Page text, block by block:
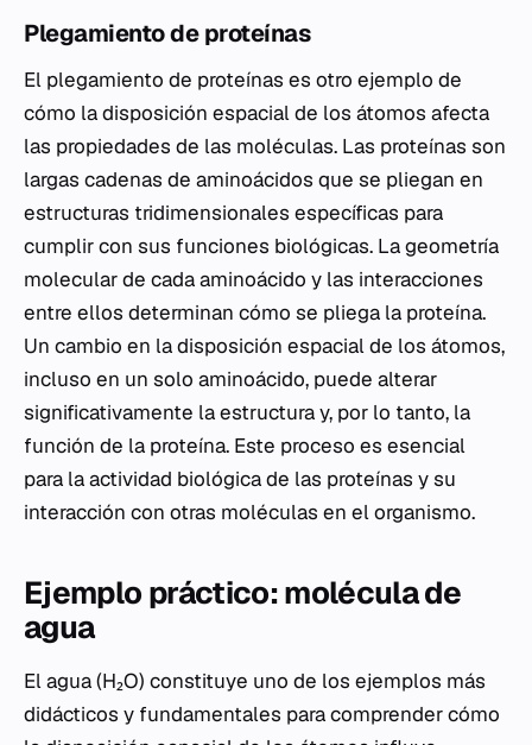
Plegamiento de proteínas
El plegamiento de proteínas es otro ejemplo de
cómo la disposición espacial de los átomos afecta
las propiedades de las moléculas. Las proteínas son
largas cadenas de aminoácidos que se pliegan en
estructuras tridimensionales específicas para
cumplir con sus funciones biológicas. La geometría
molecular de cada aminoácido y las interacciones
entre ellos determinan cómo se pliega la proteína.
Un cambio en la disposición espacial de los átomos,
incluso en un solo aminoácido, puede alterar
significativamente la estructura y, por lo tanto, la
función de la proteína. Este proceso es esencial
para la actividad biológica de las proteínas y su
interacción con otras moléculas en el organismo.
Ejemplo práctico: molécula de
agua
El agua (H₂O) constituye uno de los ejemplos más
didácticos y fundamentales para comprender cómo